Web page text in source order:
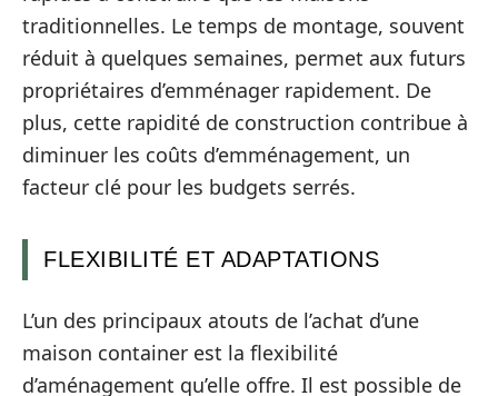
traditionnelles. Le temps de montage, souvent
réduit à quelques semaines, permet aux futurs
propriétaires d’emménager rapidement. De
plus, cette rapidité de construction contribue à
diminuer les coûts d’emménagement, un
facteur clé pour les budgets serrés.
FLEXIBILITÉ ET ADAPTATIONS
L’un des principaux atouts de l’achat d’une
maison container est la flexibilité
d’aménagement qu’elle offre. Il est possible de